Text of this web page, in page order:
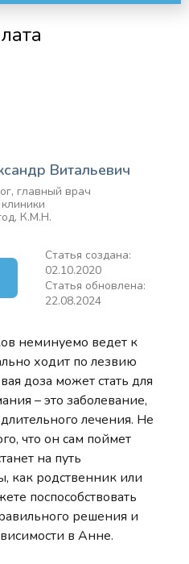
Витальевич
главный врач
К.М.Н.
Статья создана:
02.10.2020
Статья обновлена:
22.08.2024
неминуемо ведет к
ходит по лезвию
доза может стать для
– это заболевание,
лечения. Не
что он сам поймет
на путь
как родственник или
поспособствовать
решения и
в Анне.